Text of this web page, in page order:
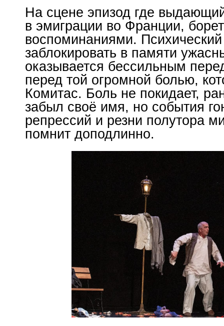
На сцене эпизод где
в эмиграции во Франции,
воспоминаниями.
заблокировать в памяти
оказывается бессильным
перед той огромной болью,
Комитас. Боль не покидает,
забыл своё имя, но события
репрессий и резни полутора
помнит доподлинно.